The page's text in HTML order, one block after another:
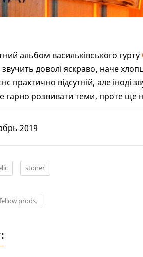
альбом васильківського гурту
доволі яскраво, наче
практично відсутній, але іноді
гарно розвивати теми, проте ще
2019
stoner
prods.